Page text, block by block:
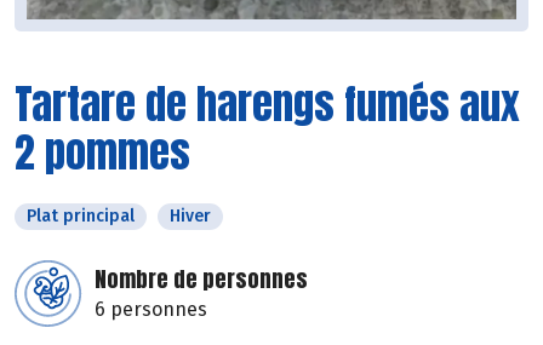
Tartare de harengs fumés aux
2 pommes
Plat principal Hiver
Nombre de personnes
6 personnes